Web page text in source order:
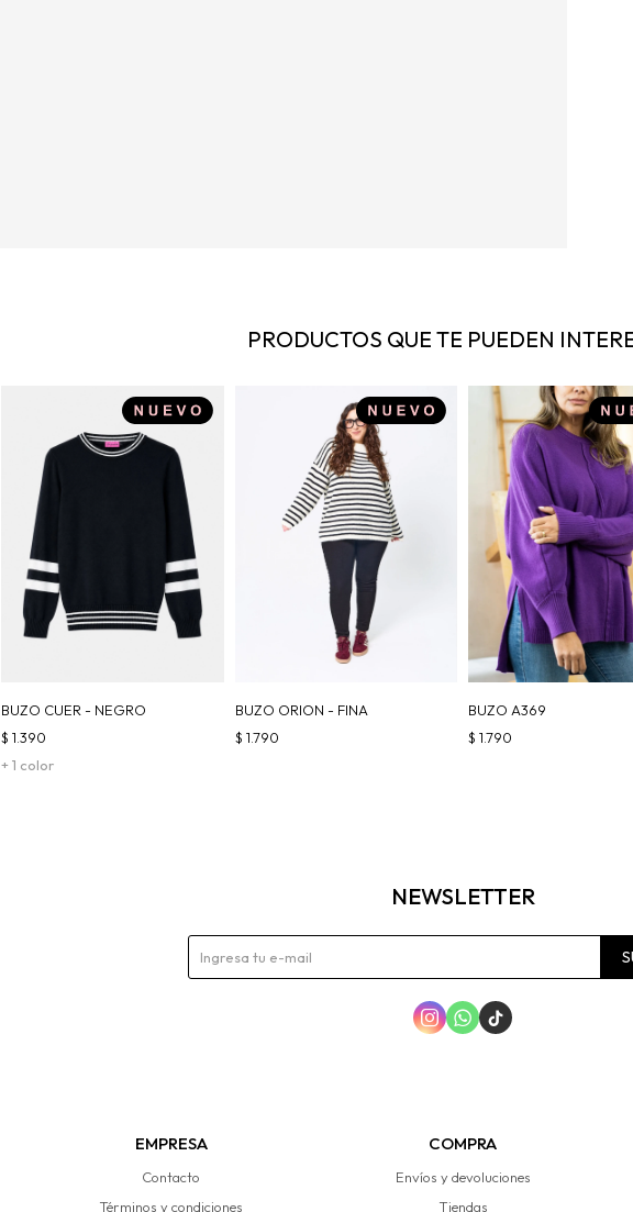
PRODUCTOS QUE TE PUEDEN
BUZO CUER - NEGRO
+ 1 color
$ 1.390
BUZO ORION - FINA
$ 1.790
BUZO A369
$ 1.790
EMPRESA
Contacto
Términos y condiciones
COMPRA
Envíos y devoluciones
Tiendas
NEWSLETTER
  